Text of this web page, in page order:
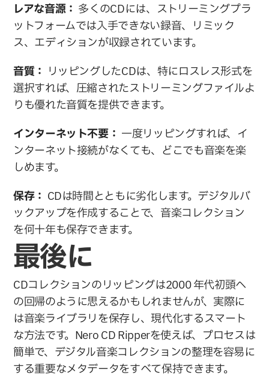
レアな音源： 多くのCDには、ストリーミングプラ
ットフォームでは入手できない録音、リミック
ス、エディションが収録されています。
音質： リッピングしたCDは、特にロスレス形式を
選択すれば、圧縮されたストリーミングファイルよ
りも優れた音質を提供できます。
インターネット不要： 一度リッピングすれば、イ
ンターネット接続がなくても、どこでも音楽を楽
しめます。
保存： CDは時間とともに劣化します。デジタルバ
ックアップを作成することで、音楽コレクション
を何十年も保存できます。
最後に
CDコレクションのリッピングは2000 年代初頭へ
の回帰のように思えるかもしれませんが、実際に
は音楽ライブラリを保存し、現代化するスマート
な方法です。Nero CD Ripperを使えば、プロセスは
簡単で、デジタル音楽コレクションの整理を容易に
する重要なメタデータをすべて保持できます。